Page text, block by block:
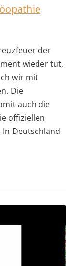
der
wieder tut,
wir mit
Die
auch die
offiziellen
Deutschland